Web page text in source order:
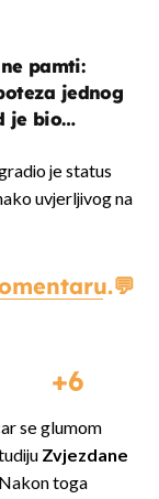
pamti:
jednog
je bio
je status
uvjerljivog na
6
se glumom
Zvjezdane
toga